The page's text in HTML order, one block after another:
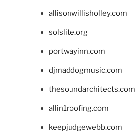
allisonwillisholley.com
solslite.org
portwayinn.com
djmaddogmusic.com
thesoundarchitects.com
allin1roofing.com
keepjudgewebb.com